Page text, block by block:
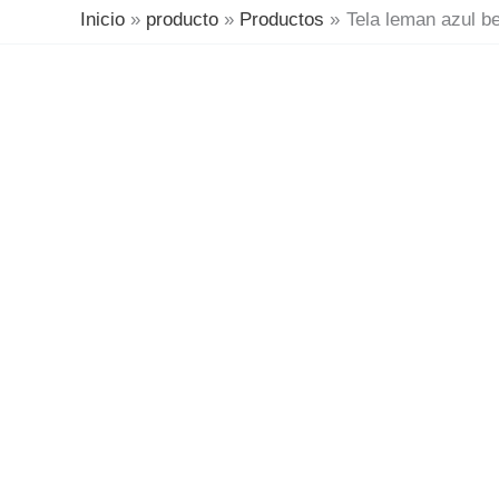
Inicio producto Productos Tela leman azul